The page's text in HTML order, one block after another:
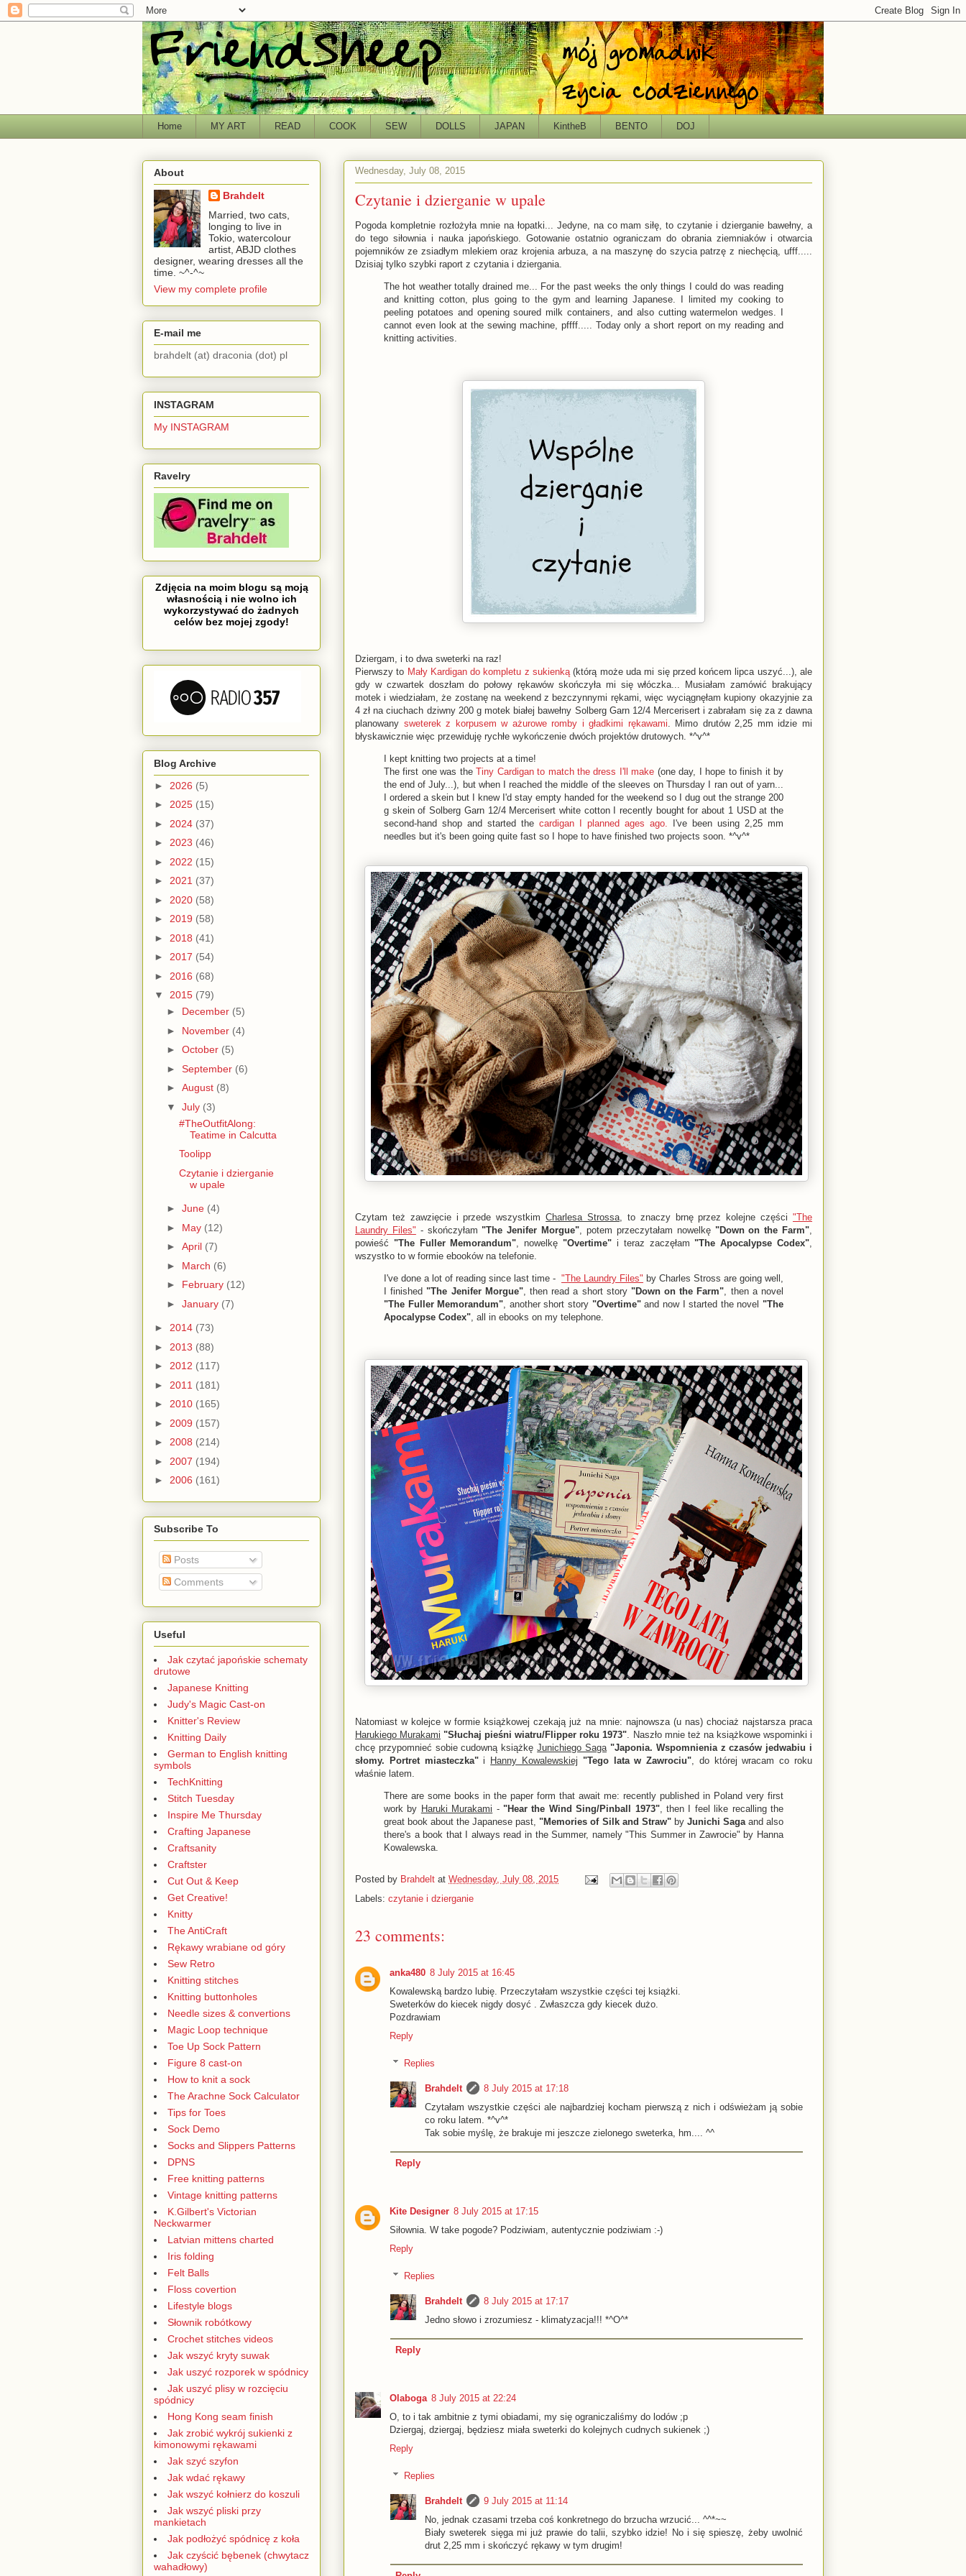
Home MY ART READ COOK SEW DOLLS JAPAN KintheB BENTO DOJ
Wednesday, July 08, 2015
Czytanie i dzierganie w upale
Pogoda kompletnie rozłożyła mnie na łopatki... Jedyne, na co mam siłę, to czytanie i dzierganie bawełny, a
do tego siłownia i nauka japońskiego. Gotowanie ostatnio ograniczam do obrania ziemniaków i otwarcia
pojemników ze zsiadłym mlekiem oraz krojenia arbuza, a na maszynę do szycia patrzę z niechęcią, ufff.....
Dzisiaj tylko szybki raport z czytania i dziergania.
The hot weather totally drained me... For the past weeks the only things I could do was reading
and knitting cotton, plus going to the gym and learning Japanese. I limited my cooking to
peeling potatoes and opening soured milk containers, and also cutting watermelon wedges. I
cannot even look at the sewing machine, pffff..... Today only a short report on my reading and
knitting activities.
Dziergam, i to dwa sweterki na raz!
Pierwszy to Mały Kardigan do kompletu z sukienką (którą może uda mi się przed końcem lipca uszyć...), ale
gdy w czwartek doszłam do połowy rękawów skończyła mi się włóczka... Musiałam zamówić brakujący
motek i wiedziałam, że zostanę na weekend z bezczynnymi rękami, więc wyciągnęłam kupiony okazyjnie za
4 zł na ciuchach dziwny 200 g motek białej bawełny Solberg Garn 12/4 Mercerisert i zabrałam się za z dawna
planowany sweterek z korpusem w ażurowe romby i gładkimi rękawami . Mimo drutów 2,25 mm idzie mi
błyskawicznie więc przewiduję rychłe wykończenie dwóch projektów drutowych. *^v^*
I kept knitting two projects at a time!
The first one was theTiny Cardigan to match the dress I'll make (one day, I hope to finish it by
the end of July...), but when I reached the middle of the sleeves on Thursday I ran out of yarn...
I ordered a skein but I knew I'd stay empty handed for the weekend so I dug out the strange 200
g skein of Solberg Garn 12/4 Mercerisert white cotton I recently bought for about 1 USD at the
second-hand shop and started the cardigan I planned ages ago.
I've been using 2,25 mm
needles but it's been going quite fast so I hope to have finished two projects soon. *^v^*
Czytam też zawzięcie i przede wszystkimCharlesa Strossa , to znaczy brnę przez kolejne części"The
Laundry Files" - skończyłam"The Jenifer Morgue" , potem przeczytałam nowelkę "Down on the Farm"
powieść "The Fuller Memorandum" , nowelkę"Overtime" i teraz zaczęłam"The Apocalypse Codex"
wszystko to w formie ebooków na telefonie.
I've done a lot of reading since last time - "The Laundry Files" by Charles Stross are going well,
I finished"The Jenifer Morgue", then read a short story "Down on the Farm" , then a novel
"The Fuller Memorandum" , another short story "Overtime"and now I started the novel"The
Apocalypse Codex" , all in ebooks on my telephone.
Natomiast w kolejce w formie książkowej czekają już na mnie: najnowsza (u nas) chociaż najstarsza praca
Harukiego Murakami "Słuchaj pieśni wiatru/Flipper roku 1973" . Naszło mnie też na książkowe wspominki i
chcę przypomnieć sobie cudowną książkęJunichiego Saga "Japonia. Wspomnienia z czasów jedwabiu i
słomy. Portret miasteczka"i Hanny Kowalewskiej "Tego lata w Zawrociu" , do której wracam co roku
właśnie latem.
There are some books in the paper form that await me: recently published in Poland very first
work by Haruki Murakami -"Hear the Wind Sing/Pinball 1973", then I feel like recalling the
great book about the Japanese past,"Memories of Silk and Straw"by Junichi Sagaand also
there's a book that I always read in the Summer, namely "This Summer in Zawrocie" by Hanna
Kowalewska.
Posted by Brahdelt at Wednesday, July 08, 2015
Labels: czytanie i dzierganie
23 comments:
anka480 8 July 2015 at 16:45
Kowalewską bardzo lubię. Przeczytałam wszystkie części tej książki.
Sweterków do kiecek nigdy dosyć . Zwłaszcza gdy kiecek dużo.
Pozdrawiam
Reply
Replies
Brahdelt
8 July 2015 at 17:18
Czytałam wszystkie części ale najbardziej kocham pierwszą z nich i odświeżam ją sobie
co roku latem. *^v^*
Tak sobie myślę, że brakuje mi jeszcze zielonego sweterka, hm.... ^^
Reply
Kite Designer 8 July 2015 at 17:15
Siłownia. W take pogode? Podziwiam, autentycznie podziwiam :-)
Reply
Replies
Brahdelt
8 July 2015 at 17:17
Jedno słowo i zrozumiesz - klimatyzacja!!! *^O^*
Reply
Olaboga 8 July 2015 at 22:24
O, to i tak ambitnie z tymi obiadami, my się ograniczaliśmy do lodów ;p
Dziergaj, dziergaj, będziesz miała sweterki do kolejnych cudnych sukienek ;)
Reply
Replies
Brahdelt
9 July 2015 at 11:14
No, jednak czasami trzeba coś konkretnego do brzucha wrzucić... ^^*~~
Biały sweterek sięga mi już prawie do talii, szybko idzie! No i się spieszę, żeby uwolnić
drut 2,25 mm i skończyć rękawy w tym drugim!
About
Brahdelt
Married, two cats,
longing to live in
Tokio, watercolour
artist, ABJD clothes
designer, wearing dresses all the
time. ~^-^~
View my complete profile
E-mail me
brahdelt (at) draconia (dot) pl
INSTAGRAM
My INSTAGRAM
Ravelry
Zdjęcia na moim blogu są moją
własnością i nie wolno ich
wykorzystywać do żadnych
celów bez mojej zgody!
Blog Archive
► 2026 (5)
► 2025 (15)
► 2024 (37)
► 2023 (46)
► 2022 (15)
► 2021 (37)
► 2020 (58)
► 2019 (58)
► 2018 (41)
► 2017 (54)
► 2016 (68)
▼ 2015 (79)
► December (5)
► November (4)
► October (5)
► September (6)
► August (8)
▼ July (3)
#TheOutfitAlong:
Teatime in Calcutta
Toolipp
Czytanie i dzierganie
w upale
► June (4)
► May (12)
► April (7)
► March (6)
► February (12)
► January (7)
► 2014 (73)
► 2013 (88)
► 2012 (117)
► 2011 (181)
► 2010 (165)
► 2009 (157)
► 2008 (214)
► 2007 (194)
► 2006 (161)
Subscribe To
Posts
Comments
Useful
Jak czytać japońskie schematy
drutowe
Japanese Knitting
Judy's Magic Cast-on
Knitter's Review
Knitting Daily
German to English knitting
symbols
TechKnitting
Stitch Tuesday
Inspire Me Thursday
Crafting Japanese
Craftsanity
Craftster
Cut Out & Keep
Get Creative!
Knitty
The AntiCraft
Rękawy wrabiane od góry
Sew Retro
Knitting stitches
Knitting buttonholes
Needle sizes & convertions
Magic Loop technique
Toe Up Sock Pattern
Figure 8 cast-on
How to knit a sock
The Arachne Sock Calculator
Tips for Toes
Sock Demo
Socks and Slippers Patterns
DPNS
Free knitting patterns
Vintage knitting patterns
K.Gilbert's Victorian
Neckwarmer
Latvian mittens charted
Iris folding
Felt Balls
Floss covertion
Lifestyle blogs
Słownik robótkowy
Crochet stitches videos
Jak wszyć kryty suwak
Jak uszyć rozporek w spódnicy
Jak uszyć plisy w rozcięciu
spódnicy
Hong Kong seam finish
Jak zrobić wykrój sukienki z
kimonowymi rękawami
Jak szyć szyfon
Jak wdać rękawy
Jak wszyć kołnierz do koszuli
Jak wszyć pliski przy
mankietach
Jak podłożyć spódnicę z koła
Jak czyścić bębenek (chwytacz
wahadłowy)